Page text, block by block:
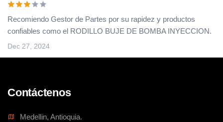
Recomiendo Gestor de Partes por su rapidez y productos
confiables como el RODILLO BUJE DE BOMBA INYECCION.
Dec 27, 2024
Contáctenos
Medellin, Antioquia.